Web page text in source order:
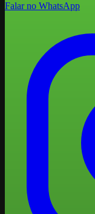
Falar no WhatsApp